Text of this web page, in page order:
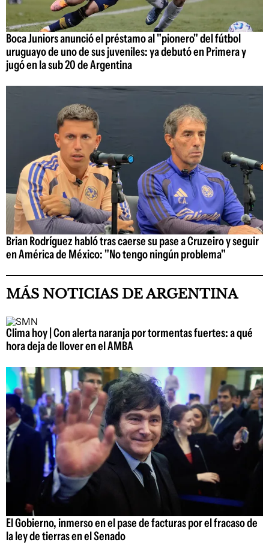
Boca Juniors anunció el préstamo al "pionero" del fútbol
uruguayo de uno de sus juveniles: ya debutó en Primera y
jugó en la sub 20 de Argentina
Brian Rodríguez habló tras caerse su pase a Cruzeiro y seguir
en América de México: "No tengo ningún problema"
MÁS NOTICIAS DE ARGENTINA
Clima hoy | Con alerta naranja por tormentas fuertes: a qué
hora deja de llover en el AMBA
El Gobierno, inmerso en el pase de facturas por el fracaso de
la ley de tierras en el Senado